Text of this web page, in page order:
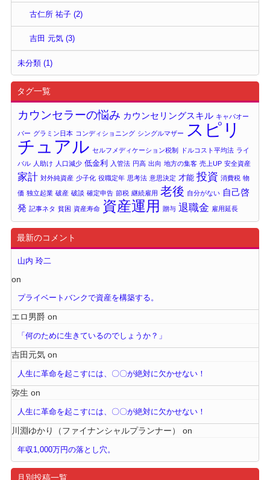
古仁所 祐子 (2)
吉田 元気 (3)
未分類 (1)
タグ一覧
カウンセラーの悩み カウンセリングスキル キャパオー
バー グラミン日本 コンディショニング シングルマザー
スピリ
チュアル セルフメディケーション税制 ドルコスト平均法 ライ
バル
人助け 人口減少 低金利 入管法 円高 出向 地方の集客 売上UP 安全資産
家計 対外純資産 少子化 役職定年 思考法 意思決定 才能 投資 消費税 物
価 独立起業 破産 破談 確定申告 節税 継続雇用 老後 自分がない 自己啓
発 記事ネタ 貧困 資産寿命 資産運用 贈与 退職金 雇用延長
最新のコメント
山内 玲二
on
プライベートバンクで資産を構築する。
エロ男爵 on
「何のために生きているのでしょうか？」
吉田元気 on
人生に革命を起こすには、〇〇が絶対に欠かせない！
弥生 on
人生に革命を起こすには、〇〇が絶対に欠かせない！
川淵ゆかり（ファイナンシャルプランナー） on
年収1,000万円の落とし穴。
月別投稿一覧